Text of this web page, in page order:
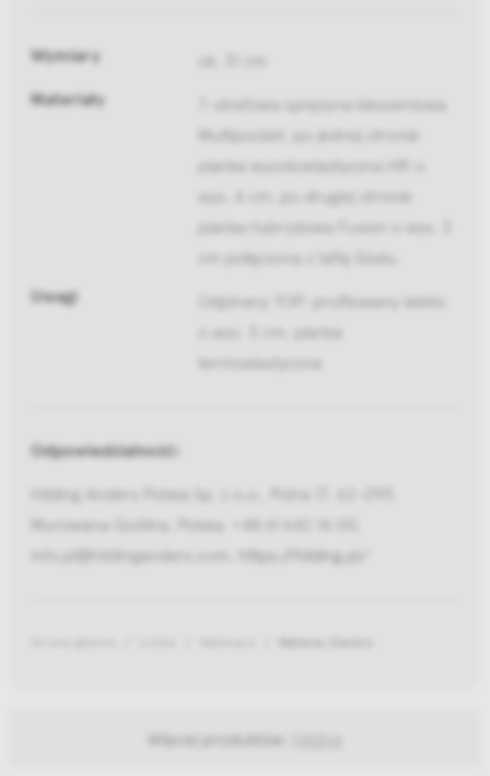
Wymiary ok. 31 cm
Materiały
7-strefowa sprężyna kieszeniowa
Multipocket, po jednej stronie
pianka wysokoelastyczna HR o
wys. 4 cm, po drugiej stronie
pianka hybrydowa Fusion o wys. 3
cm połączona z taflą Sizalu.
Uwagi
Odpinany TOP: profilowany lateks
o wys. 3 cm, pianka
termoelastyczna
Odpowiedzialność:
Hilding Anders Polska Sp. z o.o., Polna 17, 62-095
Murowana Goślina, Polska, +48 61 642 14 00,
info.pl@hildinganders.com,
https://hilding.pl/
Więcej produktów: